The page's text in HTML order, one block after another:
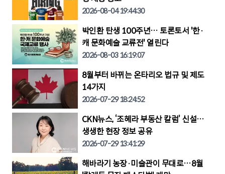
2026-08-04 19:44:30
박인환 탄생 100주년… 토론토서 '한·
캐 문화예술 교류전' 열린다
2026-08-03 16:19:07
8월부터 바뀌는 온타리오 법규 및 제도
14가지
2026-07-29 18:24:52
CKN뉴스, ‘조혜라 부동산 칼럼’ 신설…
생생한 현장 정보 공유
2026-07-29 13:41:29
해바라기 농장·미술관이 무대로…8월